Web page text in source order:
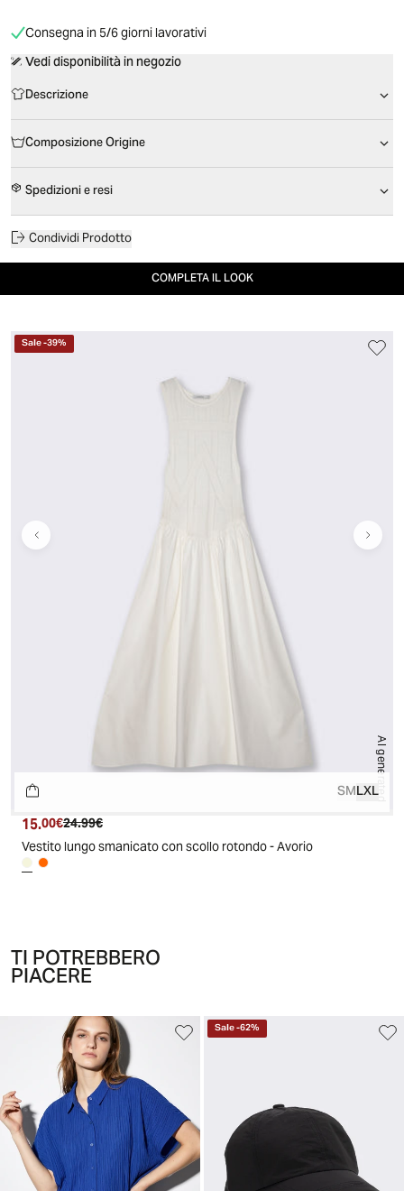
Consegna in 5/6 giorni lavorativi
Vedi disponibilità in negozio
Descrizione
Composizione Origine
Spedizioni e resi
Condividi Prodotto
COMPLETA IL LOOK
AI generated
Sale-39%
SMLXL
Prezzo attuale
15.00€ Prezzo originale
24.99€
Vestito lungo smanicato con scollo rotondo - Avorio
TI POTREBBERO
PIACERE
Sale-62%